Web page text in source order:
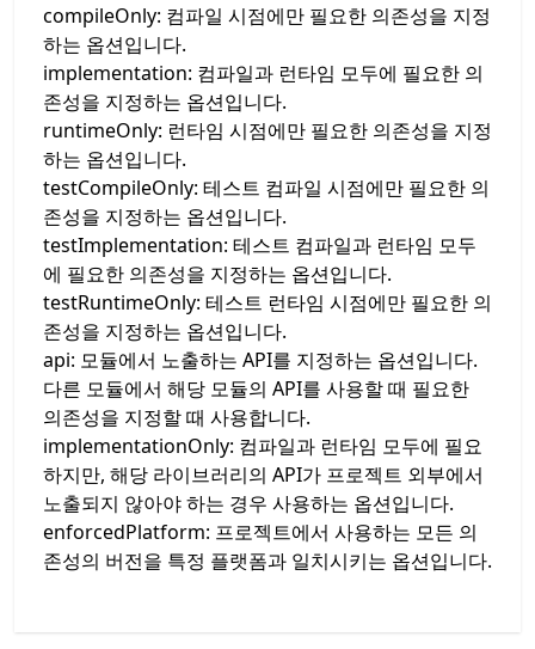
compileOnly: 컴파일 시점에만 필요한 의존성을 지정
하는 옵션입니다.
implementation: 컴파일과 런타임 모두에 필요한 의
존성을 지정하는 옵션입니다.
runtimeOnly: 런타임 시점에만 필요한 의존성을 지정
하는 옵션입니다.
testCompileOnly: 테스트 컴파일 시점에만 필요한 의
존성을 지정하는 옵션입니다.
testImplementation: 테스트 컴파일과 런타임 모두
에 필요한 의존성을 지정하는 옵션입니다.
testRuntimeOnly: 테스트 런타임 시점에만 필요한 의
존성을 지정하는 옵션입니다.
api: 모듈에서 노출하는 API를 지정하는 옵션입니다.
다른 모듈에서 해당 모듈의 API를 사용할 때 필요한
의존성을 지정할 때 사용합니다.
implementationOnly: 컴파일과 런타임 모두에 필요
하지만, 해당 라이브러리의 API가 프로젝트 외부에서
노출되지 않아야 하는 경우 사용하는 옵션입니다.
enforcedPlatform: 프로젝트에서 사용하는 모든 의
존성의 버전을 특정 플랫폼과 일치시키는 옵션입니다.